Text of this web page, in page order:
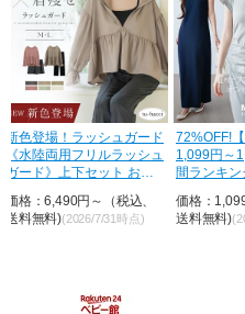
72%OFF!【期間限定：
1,099円～1,999円！】【年
間ランキング5位】 ...
価格：1,099円～（税込、
送料無料)(2026/7/31時点)
【7/31！
円】 接触
ツ ストラ
価格：
料無料)